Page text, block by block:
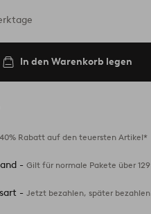
In den Warenkorb legen
40% Rabatt auf den teuersten Artikel*
-Gilt für normale Pakete über
-Jetzt bezahlen, später